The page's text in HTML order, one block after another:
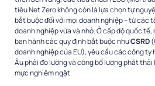
tiêu Net Zero không còn là lựa chọn tự
bắt buộc đối với mọi doanh nghiệp – từ các
doanh nghiệp vừa và nhỏ. Ở cấp độ quốc
ban hành các quy định bắt buộc nhưCSRD
doanh nghiệp của EU), yêu cầu các công
Âu phải đo lường và công bố lượng phát
mực nghiêm ngặt.